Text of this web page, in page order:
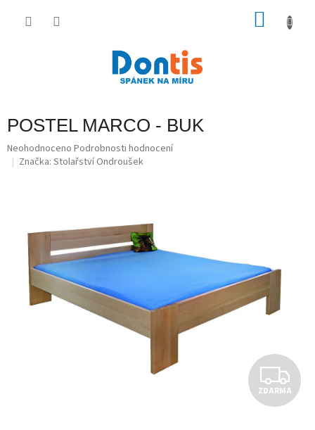
POSTEL MARCO - BUK
Průměrné
hodnocení
hvězdiček.
Neohodnoceno Podrobnosti hodnocení
Značka: Stolařství Ondroušek
Z
D
ZDARMA